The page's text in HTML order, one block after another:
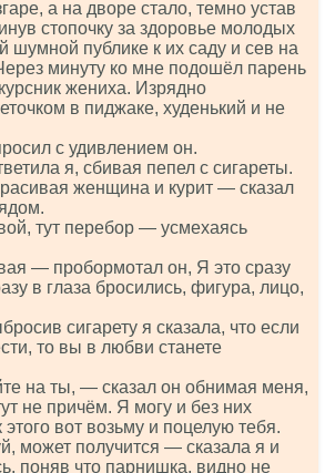
а на дворе стало, темно устав
стопочку за здоровье молодых
шумной публике к их саду и сев на
минуту ко мне подошёл парень
жениха. Изрядно
в пиджаке, худенький и не
с удивлением он.
я, сбивая пепел с сигареты.
женщина и курит — сказал
тут перебор — усмехаясь
— пробормотал он, Я это сразу
в глаза бросились, фигура, лицо,
сигарету я сказала, что если
то вы в любви станете
на ты, — сказал он обнимая меня,
не причём. Я могу и без них
этого вот возьму и поцелую тебя.
может получится — сказала я и
поняв что парнишка, видно не